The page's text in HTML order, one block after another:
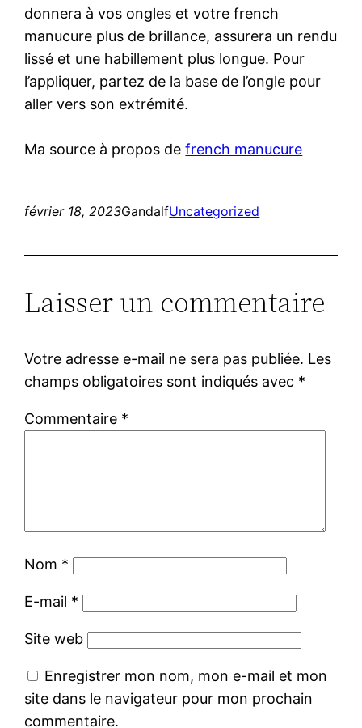
donnera à vos ongles et votre french
manucure plus de brillance, assurera un rendu
lissé et une habillement plus longue. Pour
l’appliquer, partez de la base de l’ongle pour
aller vers son extrémité.
Ma source à propos defrench manucure
février 18, 2023GandalfUncategorized
Laisser un commentaire
Votre adresse e-mail ne sera pas publiée. Les
champs obligatoires sont indiqués avec *
Commentaire *
Nom *
E-mail *
Site web
Enregistrer mon nom, mon e-mail et mon
site dans le navigateur pour mon prochain
commentaire.